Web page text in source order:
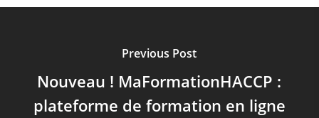
Previous Post
Nouveau ! MaFormationHACCP :
plateforme de formation en ligne